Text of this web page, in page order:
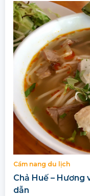
Cẩm nang du lịch
Chả Huế –
dẫn